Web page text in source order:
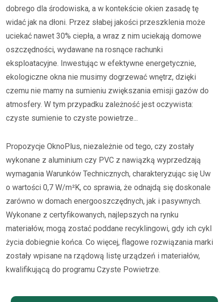
dobrego dla środowiska, a w kontekście okien zasadę tę
widać jak na dłoni. Przez słabej jakości przeszklenia może
uciekać nawet 30% ciepła, a wraz z nim uciekają domowe
oszczędności, wydawane na rosnące rachunki
eksploatacyjne. Inwestując w efektywne energetycznie,
ekologiczne okna nie musimy dogrzewać wnętrz, dzięki
czemu nie mamy na sumieniu zwiększania emisji gazów do
atmosfery. W tym przypadku zależność jest oczywista:
czyste sumienie to czyste powietrze...
Propozycje OknoPlus, niezależnie od tego, czy zostały
wykonane z aluminium czy PVC z nawiązką wyprzedzają
wymagania Warunków Technicznych, charakteryzując się Uw
o wartości 0,7 W/m²K, co sprawia, że odnajdą się doskonale
zarówno w domach energooszczędnych, jak i pasywnych.
Wykonane z certyfikowanych, najlepszych na rynku
materiałów, mogą zostać poddane recyklingowi, gdy ich cykl
życia dobiegnie końca. Co więcej, flagowe rozwiązania marki
zostały wpisane na rządową listę urządzeń i materiałów,
kwalifikującą do programu Czyste Powietrze.